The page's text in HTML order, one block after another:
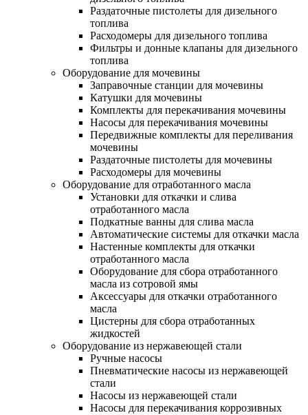
Раздаточные пистолеты для дизельного
топлива
Расходомеры для дизельного топлива
Фильтры и донные клапаны для дизельного
топлива
Оборудование для мочевины
Заправочные станции для мочевины
Катушки для мочевины
Комплекты для перекачивания мочевины
Насосы для перекачивания мочевины
Передвижные комплекты для переливания
мочевины
Раздаточные пистолеты для мочевины
Расходомеры для мочевины
Оборудование для отработанного масла
Установки для откачки и слива
отработанного масла
Подкатные ванны для слива масла
Автоматические системы для откачки масла
Настенные комплекты для откачки
отработанного масла
Оборудование для сбора отработанного
масла из сотровой ямы
Аксессуары для откачки отработанного
масла
Цистерны для сбора отработанных
жидкостей
Оборудование из нержавеющей стали
Ручные насосы
Пневматические насосы из нержавеющей
стали
Насосы из нержавеющей стали
Насосы для перекачивания коррозивных